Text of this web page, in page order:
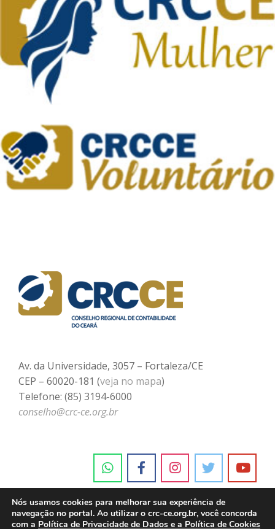
Av. da Universidade, 3057 – Fortaleza/CE
CEP – 60020-181 (veja no mapa)
Telefone: (85) 3194-6000
conselho@crc-ce.org.br
Nós usamos cookies para melhorar sua experiência de
navegação no portal. Ao utilizar o crc-ce.org.br, você concorda
com a Política de Privacidade de Dados e a Política de Cookies